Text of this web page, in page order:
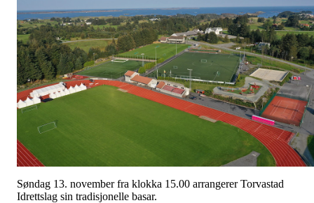
Søndag 13. november fra klokka 15.00 arrangerer Torvastad
Idrettslag sin tradisjonelle basar.